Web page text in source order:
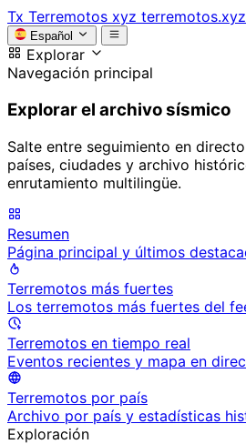
Tx Terremotos xyz terremotos.xyz
Español
Explorar
Navegación principal
Explorar el archivo sísmico
Salte entre seguimiento en
países, ciudades y archivo
enrutamiento multilingüe.
Resumen
Página principal y últimos
Terremotos más fuertes
Los terremotos más fuertes del
Terremotos en tiempo real
Eventos recientes y mapa en
Terremotos por país
Archivo por país y estadísticas
Exploración